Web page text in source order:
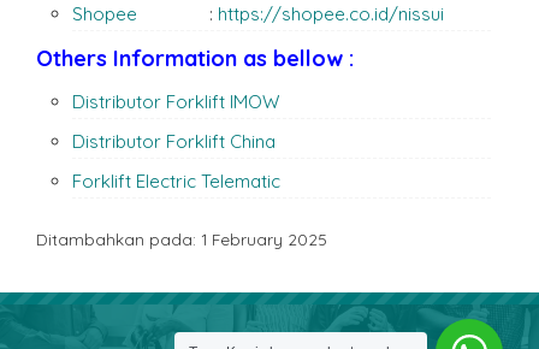
Shopee
: https://shopee.co.id/nissui
Others Information as bellow :
Distributor Forklift IMOW
Distributor Forklift China
Forklift Electric Telematic
Ditambahkan pada: 1 February 2025